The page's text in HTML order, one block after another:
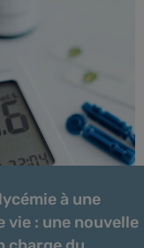
à une
vie : une nouvelle